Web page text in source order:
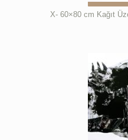
X- 60×80 cm Kağıt